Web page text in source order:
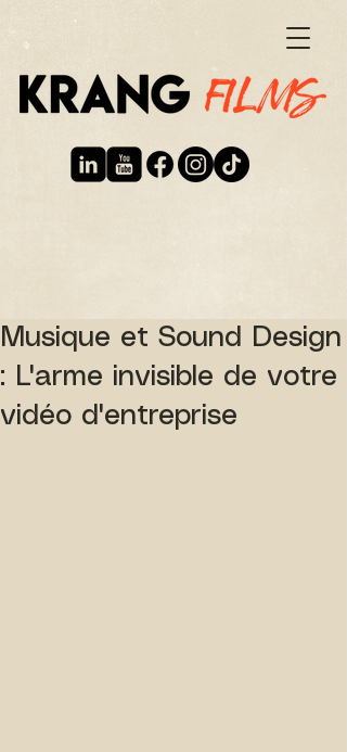
Musique et Sound Design
: L'arme invisible de votre
vidéo d'entreprise